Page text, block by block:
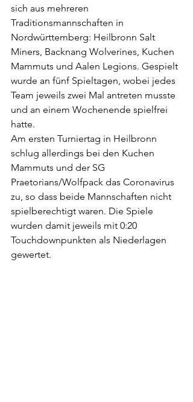
sich aus mehreren
Traditionsmannschaften in
Nordwürttemberg: Heilbronn Salt
Miners, Backnang Wolverines, Kuchen
Mammuts und Aalen Legions. Gespielt
wurde an fünf Spieltagen, wobei jedes
Team jeweils zwei Mal antreten musste
und an einem Wochenende spielfrei
hatte.
Am ersten Turniertag in Heilbronn
schlug allerdings bei den Kuchen
Mammuts und der SG
Praetorians/Wolfpack das Coronavirus
zu, so dass beide Mannschaften nicht
spielberechtigt waren. Die Spiele
wurden damit jeweils mit 0:20
Touchdownpunkten als Niederlagen
gewertet.